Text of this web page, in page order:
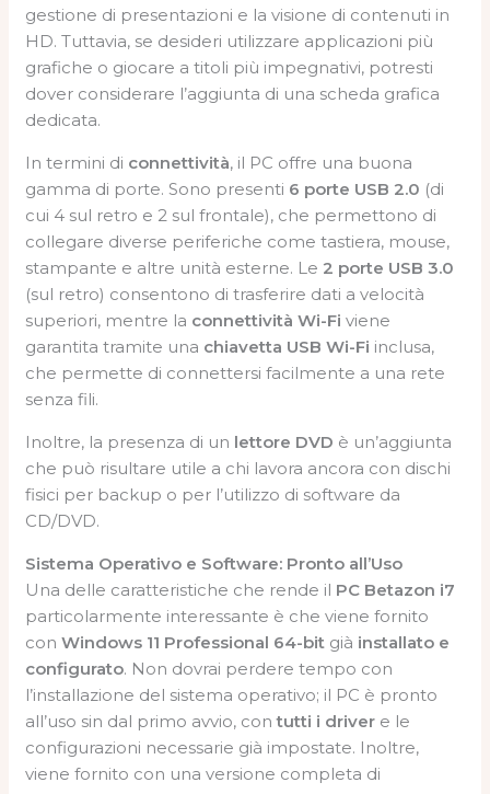
gestione di presentazioni e la visione di contenuti in
HD. Tuttavia, se desideri utilizzare applicazioni più
grafiche o giocare a titoli più impegnativi, potresti
dover considerare l’aggiunta di una scheda grafica
dedicata.
In termini di connettività, il PC offre una buona
gamma di porte. Sono presenti 6 porte USB 2.0 (di
cui 4 sul retro e 2 sul frontale), che permettono di
collegare diverse periferiche come tastiera, mouse,
stampante e altre unità esterne. Le 2 porte USB 3.0
(sul retro) consentono di trasferire dati a velocità
superiori, mentre la connettività Wi-Fi viene
garantita tramite una chiavetta USB Wi-Fi inclusa,
che permette di connettersi facilmente a una rete
senza fili.
Inoltre, la presenza di un lettore DVD è un’aggiunta
che può risultare utile a chi lavora ancora con dischi
fisici per backup o per l’utilizzo di software da
CD/DVD.
Sistema Operativo e Software: Pronto all’Uso
Una delle caratteristiche che rende il PC Betazon i7
particolarmente interessante è che viene fornito
conWindows 11 Professional 64-bit già installato e
configurato. Non dovrai perdere tempo con
l’installazione del sistema operativo; il PC è pronto
all’uso sin dal primo avvio, contutti i driver e le
configurazioni necessarie già impostate. Inoltre,
viene fornito con una versione completa di